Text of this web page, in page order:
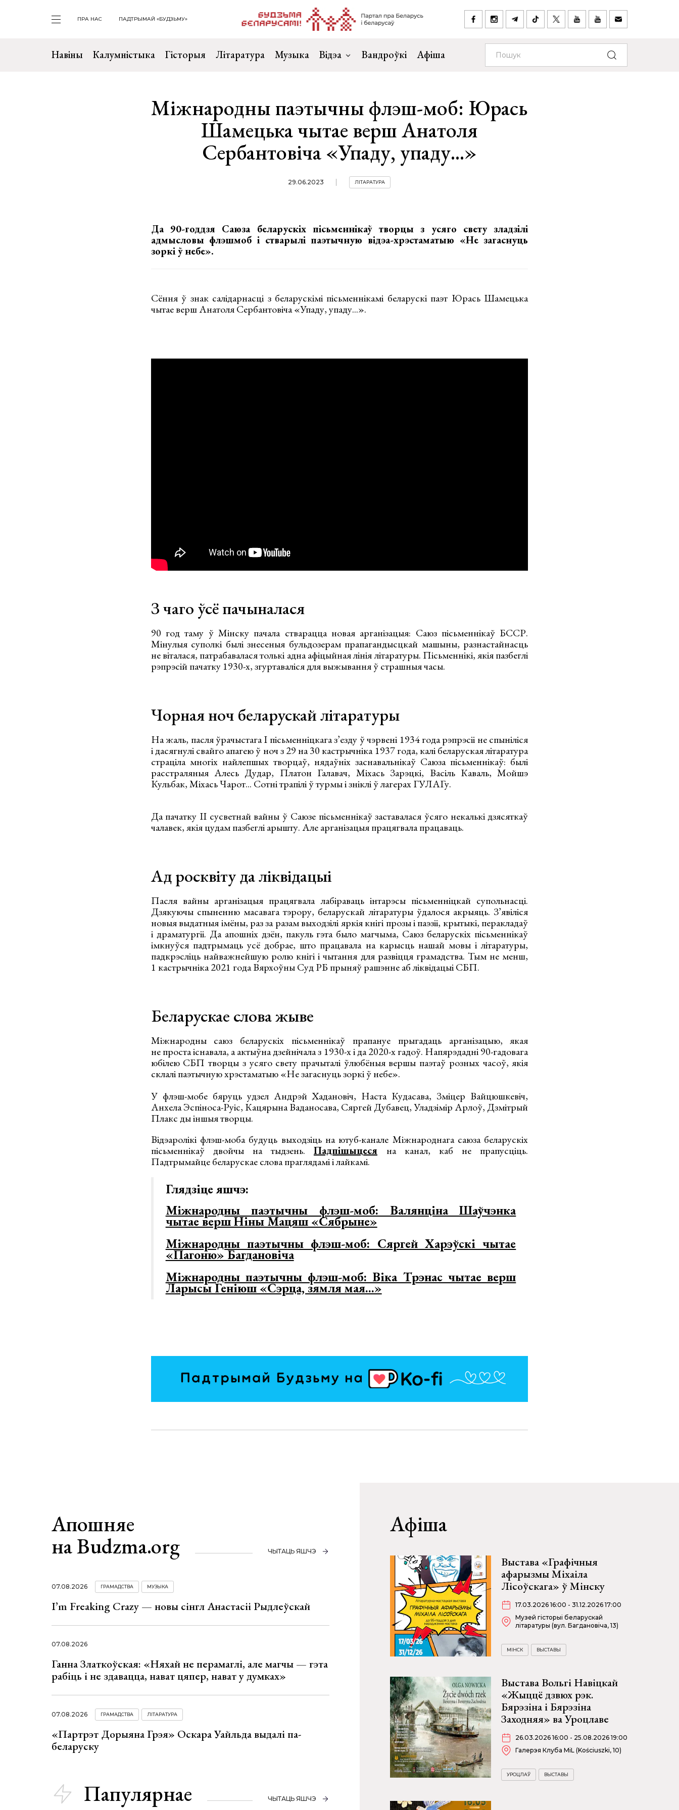
ПРА НАС ПАДТРЫМАЙ «БУДЗЬМУ»
Навіны Калумністыка Гісторыя Літаратура Музыка Відэа Вандроўкі Афіша
Міжнародны паэтычны флэш-моб: Юрась
Шамецька чытае верш Анатоля
Сербантовіча «Упаду, упаду...»
29.06.2023 ЛІТАРАТУРА
Да 90-годдзя Саюза беларускіх пісьменнікаў творцы з усяго свету зладзілі
адмысловы флэшмоб і стварылі паэтычную відэа-хрэстаматыю «Не загаснуць
зоркі ў небе».
Сёння ў знак салідарнасці з беларускімі пісьменнікамі беларускі паэт Юрась Шамецька
чытае верш Анатоля Сербантовіча «Упаду, упаду...».
З чаго ўсё пачыналася
90 год таму ў Мінску пачала стварацца новая арганізацыя: Саюз пісьменнікаў БССР.
Мінулыя суполкі былі знесеныя бульдозерам прапагандысцкай машыны, разнастайнасць
не віталася, патрабавалася толькі адна афіцыйная лінія літаратуры. Пісьменнікі, якія пазбеглі
рэпрэсій пачатку 1930-х, згуртаваліся для выжывання ў страшныя часы.
Чорная ноч беларускай літаратуры
На жаль, пасля ўрачыстага І пісьменніцкага з’езду ў чэрвені 1934 года рэпрэсіі не спыніліся
і дасягнулі свайго апагею ў ноч з 29 на 30 кастрычніка 1937 года, калі беларуская літаратура
страціла многіх найлепшых творцаў, нядаўніх заснавальнікаў Саюза пісьменнікаў: былі
расстраляныя Алесь Дудар, Платон Галавач, Міхась Зарэцкі, Васіль Каваль, Мойшэ
Кульбак, Міхась Чарот... Сотні трапілі ў турмы і зніклі ў лагерах ГУЛАГу.
Да пачатку ІІ сусветнай вайны ў Саюзе пісьменнікаў заставалася ўсяго некалькі дзясяткаў
чалавек, якія цудам пазбеглі арышту. Але арганізацыя працягвала працаваць.
Ад росквіту да ліквідацыі
Пасля вайны арганізацыя працягвала лабіраваць інтарэсы пісьменніцкай супольнасці.
Дзякуючы спыненню масавага тэрору, беларускай літаратуры ўдалося акрыяць. З’явіліся
новыя выдатныя імёны, раз за разам выходзілі яркія кнігі прозы і паэзіі, крытыкі, перакладаў
і драматургіі. Да апошніх дзён, пакуль гэта было магчыма, Саюз беларускіх пісьменнікаў
імкнуўся падтрымаць усё добрае, што працавала на карысць нашай мовы і літаратуры,
падкрэсліць найважнейшую ролю кнігі і чытання для развіцця грамадства. Тым не менш,
1 кастрычніка 2021 года Вярхоўны Суд РБ прыняў рашэнне аб ліквідацыі СБП.
Беларускае слова жыве
Міжнародны саюз беларускіх пісьменнікаў прапануе прыгадаць арганізацыю, якая
не проста існавала, а актыўна дзейнічала з 1930-х і да 2020-х гадоў. Напярэдадні 90-гадовага
юбілею СБП творцы з усяго свету прачыталі ўлюбёныя вершы паэтаў розных часоў, якія
склалі паэтычную хрэстаматыю «Не загаснуць зоркі ў небе».
У флэш-мобе бяруць удзел Андрэй Хадановіч, Наста Кудасава, Зміцер Вайцюшкевіч,
Анхела Эспіноса-Руіс, Кацярына Ваданосава, Сяргей Дубавец, Уладзімір Арлоў, Дзмітрый
Плакс ды іншыя творцы.
Відэаролікі флэш-моба будуць выходзіць на ютуб-канале Міжнароднага саюза беларускіх
пісьменнікаў двойчы на тыдзень. Падпішыцеся
на канал, каб не прапусціць.
Падтрымайце беларускае слова праглядамі і лайкамі.
Глядзіце яшчэ:
Міжнародны паэтычны флэш-моб: Валянціна Шаўчэнка
чытае верш Ніны Мацяш «Сябрыне»
Міжнародны паэтычны флэш-моб: Сяргей Харэўскі чытае
«Пагоню» Багдановіча
Міжнародны паэтычны флэш-моб: Віка Трэнас чытае верш
Ларысы Геніюш «Сэрца, зямля мая...»
Апошняе
на Budzma.org
ЧЫТАЦЬ ЯШЧЭ
07.08.2026 ГРАМАДСТВА МУЗЫКА
I’m Freaking Crazy — новы сінгл Анастасіі Рыдлеўскай
07.08.2026
Ганна Златкоўская: «Няхай не перамаглі, але магчы — гэта
рабіць і не здавацца, нават цяпер, нават у думках»
07.08.2026 ГРАМАДСТВА ЛІТАРАТУРА
«Партрэт Дорыяна Грэя» Оскара Уайльда выдалі па-
беларуску
Папулярнае ЧЫТАЦЬ ЯШЧЭ
Афіша
Выстава «Графічныя
афарызмы Міхаіла
Лісоўскага» ў Мінску
17.03.2026 16:00 - 31.12.2026 17:00
Музей гісторыі беларускай
літаратуры (вул. Багдановіча, 13)
МІНСК ВЫСТАВЫ
Выстава Вольгі Навіцкай
«Жыццё дзвюх рэк.
Бярэзіна і Бярэзіна
Заходняя» ва Уроцлаве
26.03.2026 16:00 - 25.08.2026 19:00
Галерэя Клуба MiL (Kościuszki, 10)
УРОЦЛАЎ ВЫСТАВЫ